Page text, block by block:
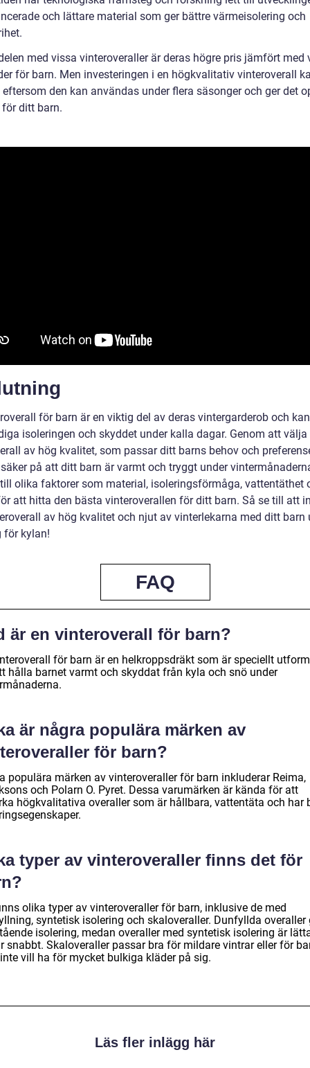
och lättare material som ger bättre värmeisolering och
med vissa vinteroveraller är deras högre pris jämfört med
för barn. Men investeringen i en högkvalitativ vinteroverall
eftersom den kan användas under flera säsonger och ger det
ditt barn.
för barn är en viktig del av deras vintergarderob och
isoleringen och skyddet under kalla dagar. Genom att välja
av hög kvalitet, som passar ditt barns behov och
på att ditt barn är varmt och tryggt under
olika faktorer som material, isoleringsförmåga, vattentäthet
att hitta den bästa vinteroverallen för ditt barn. Så se till att
av hög kvalitet och njut av vinterlekarna med ditt barn
för kylan!
FAQ
är en vinteroverall för barn?
för barn är en helkroppsdräkt som är speciellt
hålla barnet varmt och skyddat från kyla och snö under
är några populära märken av
för barn?
populära märken av vinteroveraller för barn inkluderar Reima,
och Polarn O. Pyret. Dessa varumärken är kända för att
högkvalitativa overaller som är hållbara, vattentäta och har
typer av vinteroveraller finns det för
olika typer av vinteroveraller för barn, inklusive de med
syntetisk isolering och skaloveraller. Dunfyllda overaller
isolering, medan overaller med syntetisk isolering är
snabbt. Skaloveraller passar bra för mildare vintrar eller för
vill ha för mycket bulkiga kläder på sig.
Läs fler inlägg här